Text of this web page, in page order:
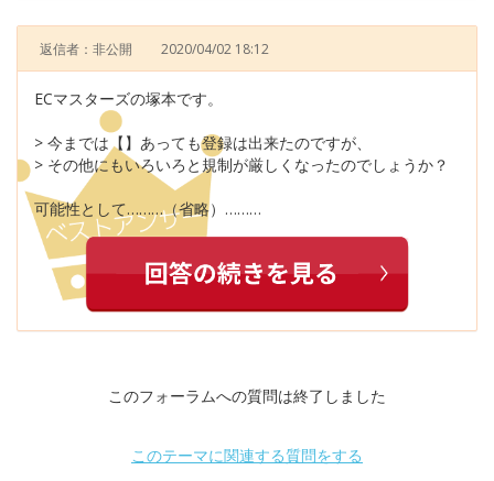
返信者：非公開 2020/04/02 18:12
ECマスターズの塚本です。
> 今までは【】あっても登録は出来たのですが、
> その他にもいろいろと規制が厳しくなったのでしょうか？
可能性として………（省略）………
このフォーラムへの質問は終了しました
このテーマに関連する質問をする